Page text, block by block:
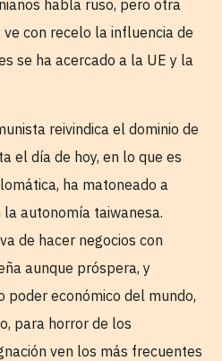
habla ruso, pero otra
con recelo la influencia de
se ha acercado a la UE y la
reivindica el dominio de
el día de hoy, en lo que es
ha matoneado a
autonomía taiwanesa.
de hacer negocios con
aunque próspera, y
poder económico del mundo,
para horror de los
ven los más frecuentes